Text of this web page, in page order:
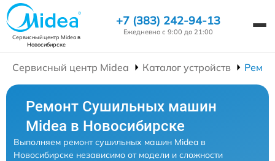
Сервисный центр Mideaв
Новосибирске
+7 (383) 242-94-13
Ежедневно с 9:00 до 21:00
Сервисный центр Midea Каталог устройств
Ремонт Сушильных машин
Midea в Новосибирске
Выполняем ремонт сушильных машин Midea в
Новосибирске независимо от модели и сложности